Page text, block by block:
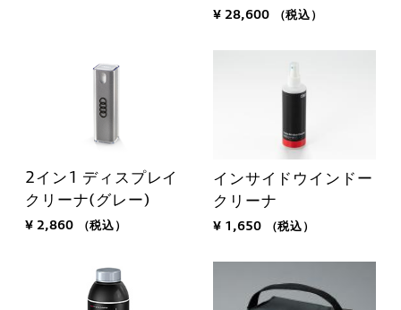
¥ 28,600 （税込）
2イン1 ディスプレイ
クリーナ(グレー)
¥ 2,860 （税込）
インサイドウインドー
クリーナ
¥ 1,650 （税込）